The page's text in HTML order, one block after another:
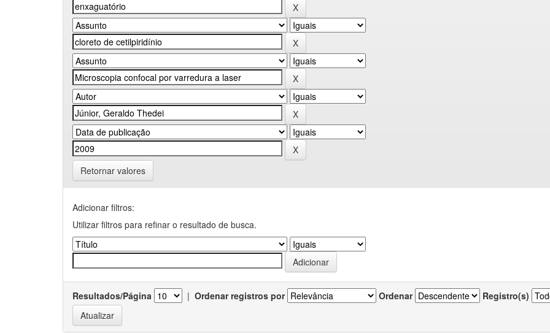
Retornar valores
Adicionar filtros:
Utilizar filtros para refinar o resultado de busca.
Resultados/Página | Ordenar registros por Ordenar Registro(s)